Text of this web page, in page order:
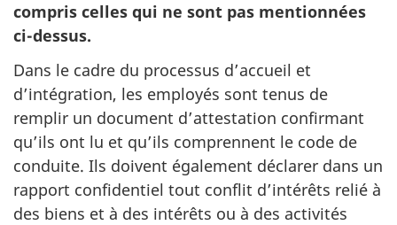
compris celles qui ne sont pas mentionnées
ci-dessus.
Dans le cadre du processus d’accueil et
d’intégration, les employés sont tenus de
remplir un document d’attestation confirmant
qu’ils ont lu et qu’ils comprennent le code de
conduite. Ils doivent également déclarer dans un
rapport confidentiel tout conflit d’intérêts relié à
des biens et à des intérêts ou à des activités